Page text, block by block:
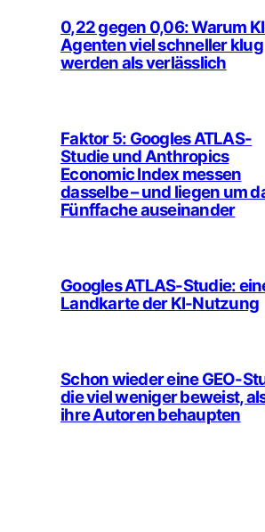
0,22 gegen 0,06: Warum
Agenten viel schneller klug
werden als verlässlich
Faktor 5: Googles ATLAS-
Studie und Anthropics
Economic Index messen
dasselbe – und liegen um
Fünffache auseinander
Googles ATLAS-Studie:
Landkarte der KI-Nutzung
Schon wieder eine GEO-
die viel weniger beweist,
ihre Autoren behaupten